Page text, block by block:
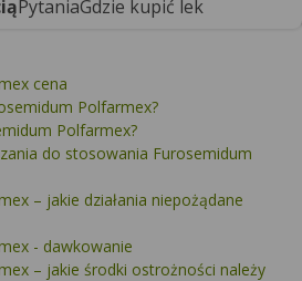
PytaniaGdzie kupić lek
cena
Polfarmex?
Polfarmex?
do stosowania Furosemidum
– jakie działania niepożądane
- dawkowanie
– jakie środki ostrożności należy